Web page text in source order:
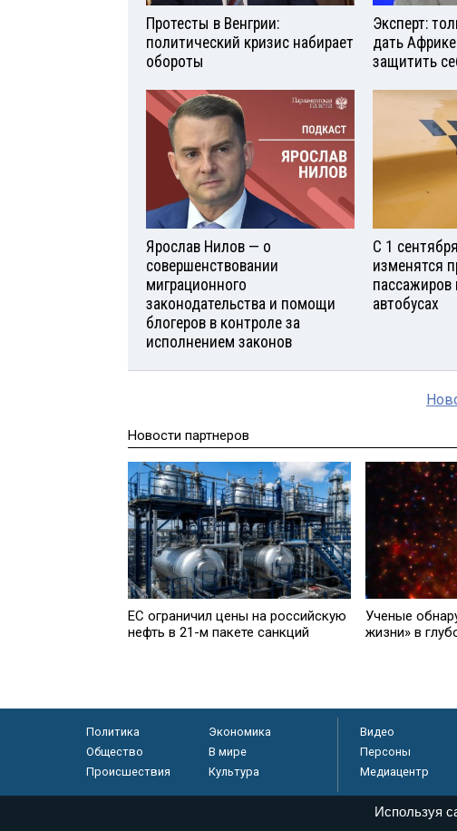
Протесты в Венгрии:
политический кризис набирает
обороты
Эксперт:
дать
защитить
Ярослав Нилов — о
совершенствовании
миграционного
законодательства и помощи
блогеров в контроле за
исполнением законов
С 1
изменятся
пассажиров
автобусах
Новости партнеров
ЕС ограничил цены на российскую
нефть в 21-м пакете санкций
Ученые
жизни» в
Политика
Экономика
Общество
В мире
Происшествия
Культура
Видео
Персоны
Медиацентр
Используя